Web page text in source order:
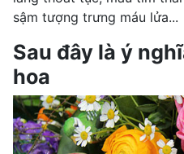
sậm tượng trưng máu lửa...
Sau đây là ý
hoa